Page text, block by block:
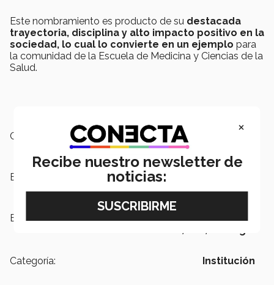
Este nombramiento es producto de su destacada
trayectoria, disciplina y alto impacto positivo en la
sociedad, lo cual lo convierte en un ejemplo para
la comunidad de la Escuela de Medicina y Ciencias de la
Salud.
Campus:
Escuelas: Medicina y Ciencias de la Salud
Etiquetas:
Escuela de Medicina y Ciencias de
Categoría: Institución
×
Recibe nuestro newsletter de
noticias: